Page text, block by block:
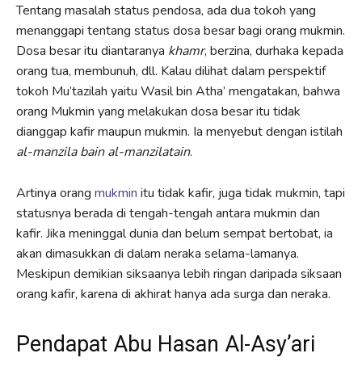
Tentang masalah status pendosa, ada dua tokoh yang
menanggapi tentang status dosa besar bagi orang mukmin.
Dosa besar itu diantaranya khamr, berzina, durhaka kepada
orang tua, membunuh, dll. Kalau dilihat dalam perspektif
tokoh Mu’tazilah yaitu Wasil bin Atha’ mengatakan, bahwa
orang Mukmin yang melakukan dosa besar itu tidak
dianggap kafir maupun mukmin. Ia menyebut dengan istilah
al-manzila bain al-manzilatain.
Artinya orang mukmin itu tidak kafir, juga tidak mukmin, tapi
statusnya berada di tengah-tengah antara mukmin dan
kafir. Jika meninggal dunia dan belum sempat bertobat, ia
akan dimasukkan di dalam neraka selama-lamanya.
Meskipun demikian siksaanya lebih ringan daripada siksaan
orang kafir, karena di akhirat hanya ada surga dan neraka.
Pendapat Abu Hasan Al-Asy’ari